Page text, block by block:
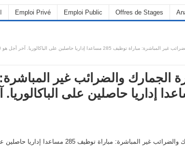
Emploi Privé Emploi Public Offres de Stages